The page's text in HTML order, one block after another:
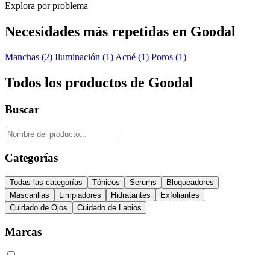
Explora por problema
Necesidades más repetidas en Goodal
Manchas (2) Iluminación (1) Acné (1) Poros (1)
Todos los productos de Goodal
Buscar
Categorías
Todas las categorías Tónicos Serums
Bloqueadores
Mascarillas
Limpiadores Hidratantes
Exfoliantes
Cuidado de Ojos
Cuidado de Labios
Marcas